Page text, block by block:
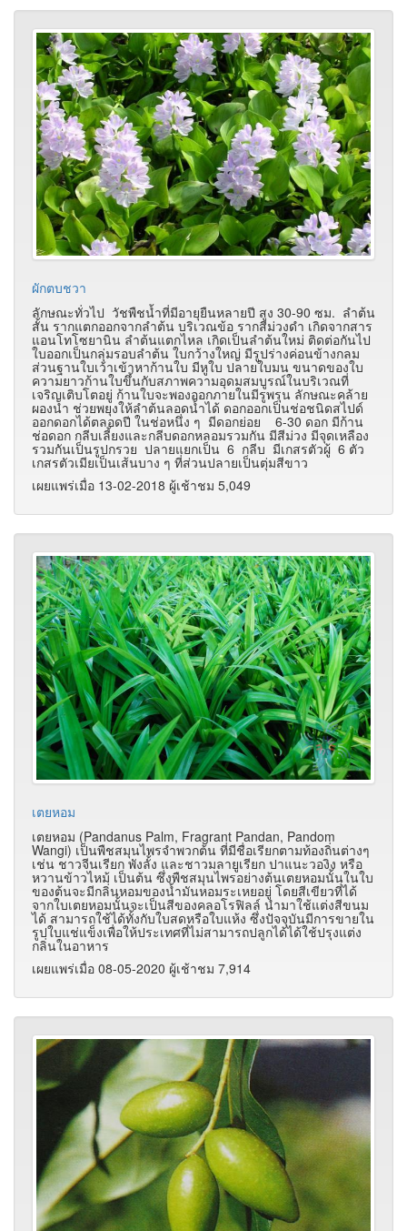
ผักตบชวา
ลักษณะทั่วไป วัชพืชน้ำที่มีอายุยืนหลายปี สูง 30-90 ซม. ลำต้น
สั้น รากแตกออกจากลำต้น บริเวณข้อ รากสีม่วงดำ เกิดจากสาร
แอนโทโซยานิน ลำต้นแตกไหล เกิดเป็นลำต้นใหม่ ติดต่อกันไป
ใบออกเป็นกลุ่มรอบลำต้น ใบกว้างใหญ่ มีรูปร่างค่อนข้างกลม
ส่วนฐานใบเว้าเข้าหาก้านใบ มีหูใบ ปลายใบมน ขนาดของใบ
ความยาวก้านใบขึ้นกับสภาพความอุดมสมบูรณ์ในบริเวณที่
เจริญเติบโตอยู่ ก้านใบจะพองออกภายในมีรูพรุน ลักษณะคล้าย
ผองนำ ช่วยพยุงให้ลำต้นลอดน้ำได้ ดอกออกเป็นช่อชนิดสไปด์
ออกดอกได้ตลอดปี ในช่อหนึ่ง ๆ มีดอกย่อย 6-30 ดอก มีก้าน
ช่อดอก กลีบเลี้ยงและกลีบดอกหลอมรวมกัน มีสีม่วง มีจุดเหลือง
รวมกันเป็นรูปกรวย ปลายแยกเป็น 6 กลีบ มีเกสรตัวผู้ 6 ตัว
เกสรตัวเมียเป็นเส้นบาง ๆ ที่ส่วนปลายเป็นตุ่มสีขาว
เผยแพร่เมื่อ 13-02-2018 ผู้เช้าชม 5,049
เตยหอม
เตยหอม (Pandanus Palm, Fragrant Pandan, Pandom
Wangi) เป็นพืชสมุนไพรจำพวกต้น ที่มีชื่อเรียกตามท้องถิ่นต่างๆ
เช่น ชาวจีนเรียก พังลั้ง และชาวมลายูเรียก ปาแนะวองิง หรือ
หวานข้าวไหม้ เป็นต้น ซึ่งพืชสมุนไพรอย่างต้นเตยหอมนั้นในใบ
ของต้นจะมีกลิ่นหอมของน้ำมันหอมระเหยอยู่ โดยสีเขียวที่ได้
จากใบเตยหอมนั้นจะเป็นสีของคลอโรฟิลล์ นำมาใช้แต่งสีขนม
ได้ สามารถใช้ได้ทั้งกับใบสดหรือใบแห้ง ซึ่งปัจจุบันมีการขายใน
รูปใบแช่แข็งเพื่อให้ประเทศที่ไม่สามารถปลูกได้ได้ใช้ปรุงแต่ง
กลิ่นในอาหาร
เผยแพร่เมื่อ 08-05-2020 ผู้เช้าชม 7,914